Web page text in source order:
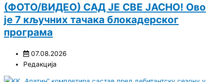
(ФОТО/ВИДЕО) САД ЈЕ СВЕ ЈАСНО! Ово
је 7 кључних тачака блокадерског
програма
07.08.2026
Редакција